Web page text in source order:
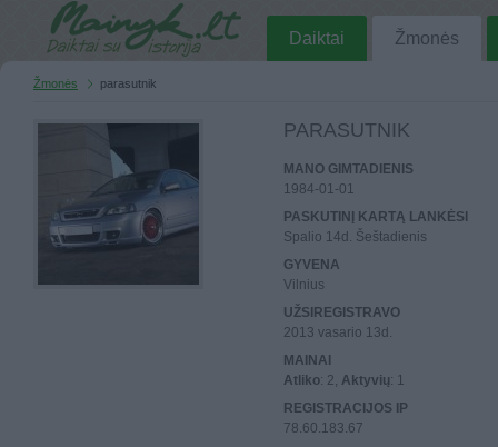
Daiktai Žmonės
Žmonės parasutnik
PARASUTNIK
MANO GIMTADIENIS
1984-01-01
PASKUTINĮ KARTĄ LANKĖSI
Spalio 14d. Šeštadienis
GYVENA
Vilnius
UŽSIREGISTRAVO
2013 vasario 13d.
MAINAI
Atliko: 2, Aktyvių: 1
REGISTRACIJOS IP
78.60.183.67